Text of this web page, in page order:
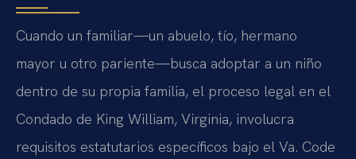
Cuando un familiar—un abuelo, tío, hermano
mayor u otro pariente—busca adoptar a un niño
dentro de su propia familia, el proceso legal en el
Condado de King William, Virginia, involucra
requisitos estatutarios específicos bajo el Va. Code